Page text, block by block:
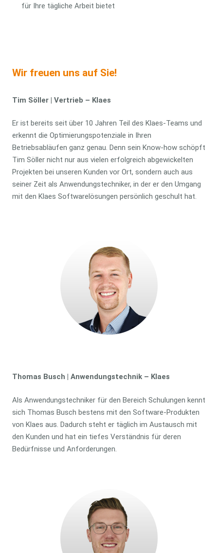
für Ihre tägliche Arbeit bietet
Wir freuen uns auf Sie!
Tim Söller | Vertrieb – Klaes
Er ist bereits seit über 10 Jahren Teil des Klaes-Teams und
erkennt die Optimierungspotenziale in Ihren
Betriebsabläufen ganz genau. Denn sein Know-how schöpft
Tim Söller nicht nur aus vielen erfolgreich abgewickelten
Projekten bei unseren Kunden vor Ort, sondern auch aus
seiner Zeit als Anwendungstechniker, in der er den Umgang
mit den Klaes Softwarelösungen persönlich geschult hat.
Thomas Busch | Anwendungstechnik – Klaes
Als Anwendungstechniker für den Bereich Schulungen kennt
sich Thomas Busch bestens mit den Software-Produkten
von Klaes aus. Dadurch steht er täglich im Austausch mit
den Kunden und hat ein tiefes Verständnis für deren
Bedürfnisse und Anforderungen.